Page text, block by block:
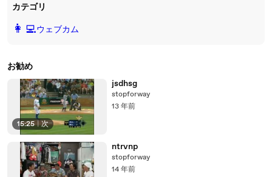
カテゴリ
️👩‍💻️ウェブカム
お勧め
15:25 | 次
jsdhsg
stopforway
13 年前
ntrvnp
stopforway
14 年前